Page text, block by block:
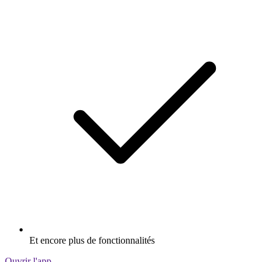
Et encore plus de fonctionnalités